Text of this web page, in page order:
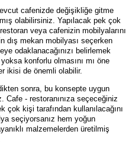
cafenizde değişikliğe gitme
olabilirsiniz. Yapılacak pek çok
veya cafenizin mobilyalarını
dış mekan mobilyası seçerken
odaklanacağınızı belirlemek
konforlu olmasını mı öne
ikisi de önemli olabilir.
sonra, bu konsepte uygun
Cafe - restoranınıza seçeceğiniz
çok kişi tarafından kullanılacağını
seçiyorsanız hem yoğun
malzemelerden üretilmiş